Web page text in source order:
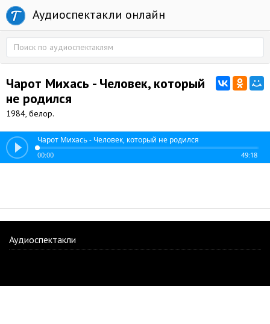
Аудиоспектакли онлайн
Чарот Михась - Человек, который
не родился
1984, белор.
Чарот Михась - Человек, который не родился
00:00 49:18
Аудиоспектакли